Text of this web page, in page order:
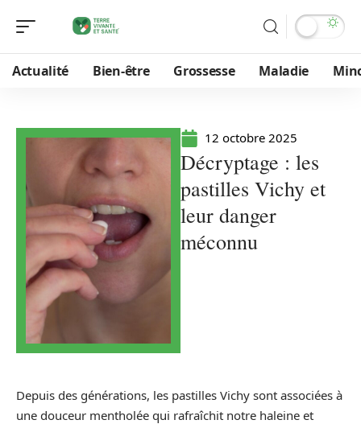
Actualité Bien-être Grossesse Maladie
12 octobre 2025
Décryptage : les
pastilles Vichy et
leur danger
méconnu
Depuis des générations, les pastilles Vichy sont associées à
une douceur mentholée qui rafraîchit notre haleine et